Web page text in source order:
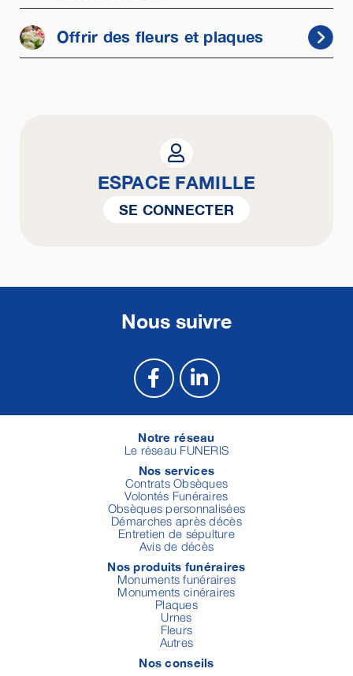
Offrir des fleurs et plaques
ESPACE FAMILLE
SE CONNECTER
Nous suivre
Notre réseau
Le réseau FUNERIS
Nos services
Contrats Obsèques
Volontés Funéraires
Obsèques personnalisées
Démarches après décès
Entretien de sépulture
Avis de décès
Nos produits funéraires
Monuments funéraires
Monuments cinéraires
Plaques
Urnes
Fleurs
Autres
Nos conseils